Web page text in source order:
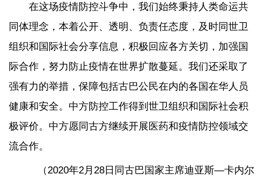
在这场疫情防控斗争中，我们始终秉持人类命运共
同体理念，本着公开、透明、负责任态度，及时同世卫
组织和国际社会分享信息，积极回应各方关切，加强国
际合作，努力防止疫情在世界扩散蔓延。我们还采取了
强有力的举措，保障包括古巴公民在内的各国在华人员
健康和安全。中方防控工作得到世卫组织和国际社会积
极评价。中方愿同古方继续开展医药和疫情防控领域交
流合作。
（2020年2月28日同古巴国家主席迪亚斯—卡内尔